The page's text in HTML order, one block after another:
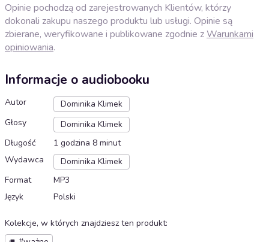
Opinie pochodzą od zarejestrowanych Klientów, którzy
dokonali zakupu naszego produktu lub usługi. Opinie są
zbierane, weryfikowane i publikowane zgodnie zWarunkami
opiniowania.
Informacje o audiobooku
Autor
Dominika Klimek
Głosy
Dominika Klimek
Długość
1 godzina 8 minut
Wydawca
Dominika Klimek
Format
MP3
Język
Polski
Kolekcje, w których znajdziesz ten produkt: